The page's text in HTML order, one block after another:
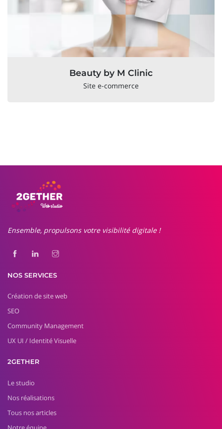
Beauty by M Clinic
Site e-commerce
Ensemble, propulsons votre visibilité digitale !
NOS SERVICES
Création de site web
SEO
Community Management
UX UI / Identité Visuelle
2GETHER
Le studio
Nos réalisations
Tous nos articles